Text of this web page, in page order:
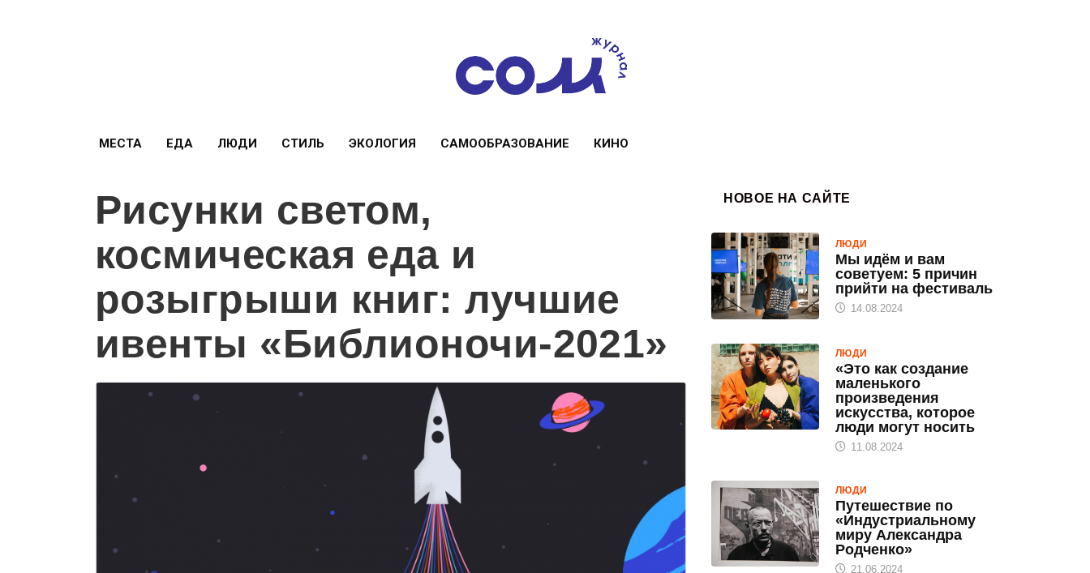
МЕСТА ЕДА ЛЮДИ СТИЛЬ ЭКОЛОГИЯ САМООБРАЗОВАНИЕ КИНО
Рисунки светом,
космическая еда и
розыгрыши книг: лучшие
ивенты «Библионочи-2021»
НОВОЕ НА САЙТЕ
ЛЮДИ
Мы идём и вам
советуем: 5 причин
прийти на фестиваль
14.08.2024
ЛЮДИ
«Это как создание
маленького
произведения
искусства, которое
люди могут носить
11.08.2024
ЛЮДИ
Путешествие по
«Индустриальному
миру Александра
Родченко»
21.06.2024